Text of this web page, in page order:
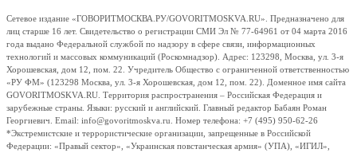
Сетевое издание «ГОВОРИТМОСКВА.РУ/GOVORITMOSKVA.RU». Предназначено для
лиц старше 16 лет. Свидетельство о регистрации СМИ Эл № 77-64961 от 04 марта 2016
года выдано Федеральной службой по надзору в сфере связи, информационных
технологий и массовых коммуникаций (Роскомнадзор). Адрес: 123298, Москва, ул. 3-я
Хорошевская, дом 12, пом. 22. Учредитель Общество с ограниченной ответственностью
«РУ ФМ» (123298 Москва, ул. 3-я Хорошевская, дом 12, пом. 22). Доменное имя сайта
GOVORITMOSKVA.RU. Территория распространения – Российская Федерация и
зарубежные страны. Языки: русский и английский. Главный редактор Бабаян Роман
Георгиевич. Email: info@govoritmoskva.ru. Номер телефона: +7 (495) 950-62-26
*Экстремистские и террористические организации, запрещенные в Российской
Федерации: «Правый сектор», «Украинская повстанческая армия» (УПА), «ИГИЛ»,